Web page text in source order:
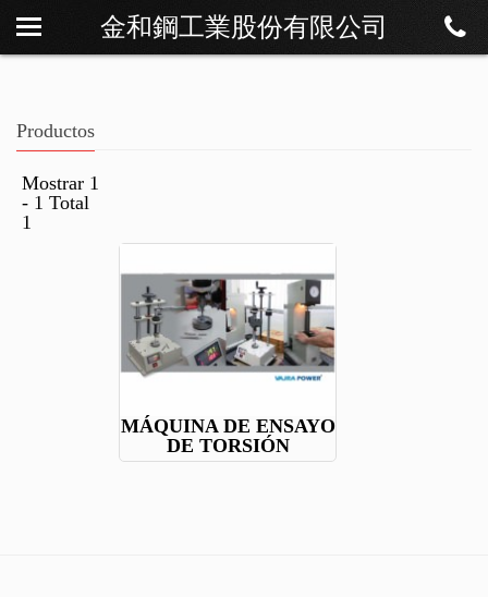
金和鋼工業股份有限公司
Sobre Os
Contáctenos
Productos
Mostrar 1
- 1 Total
1
MÁQUINA DE ENSAYO
DE TORSIÓN